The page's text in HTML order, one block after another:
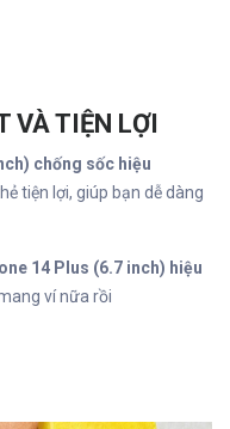
VÀ TIỆN LỢI
chống sốc hiệu
tiện lợi, giúp bạn dễ dàng
14 Plus (6.7 inch) hiệu
ví nữa rồi